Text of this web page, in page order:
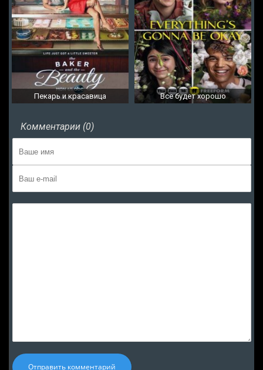
Пекарь и красавица Все будет хорошо
Комментарии (0)
Отправить комментарий